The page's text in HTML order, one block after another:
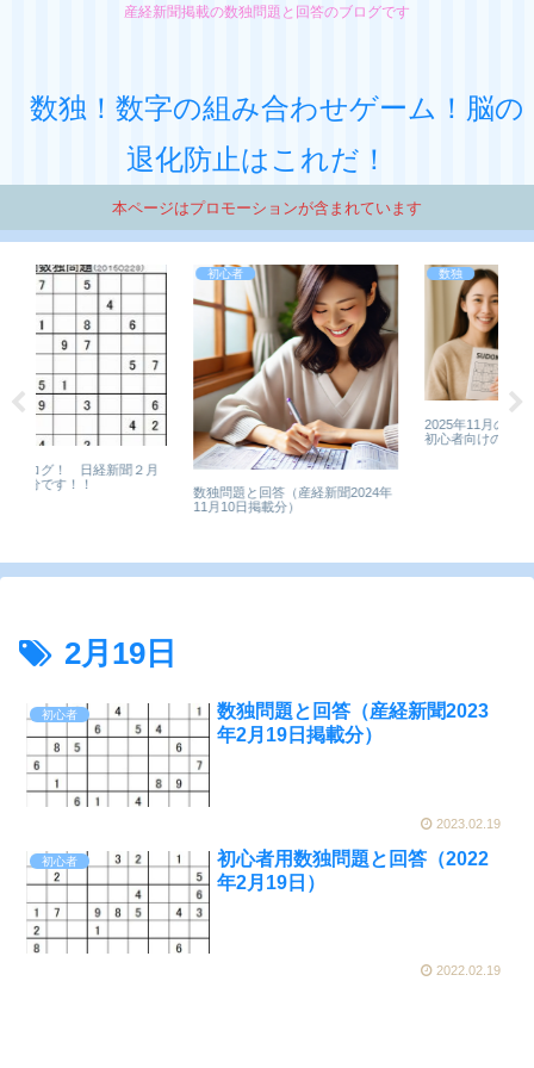
産経新聞掲載の数独問題と回答のブログです
数独！数字の組み合わせゲーム！脳の
退化防止はこれだ！
本ページはプロモーションが含まれています
新聞２月
初心者
数独問題と回答（産経新聞2024年
11月10日掲載分）
2025年11月の産経新聞数独まとめ
初心者向けの問題と解答リンク集
2月19日
初心者
数独問題と回答（産経新聞2023
年2月19日掲載分）
2023.02.19
初心者
初心者用数独問題と回答（2022
年2月19日）
2022.02.19